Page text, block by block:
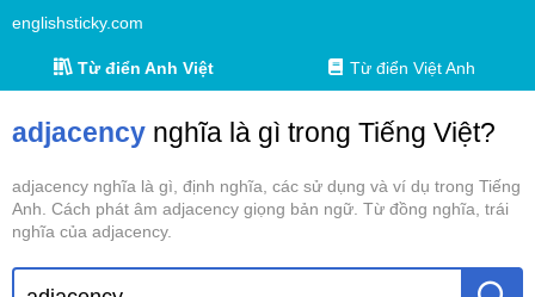
englishsticky.com
Từ điển Anh Việt Từ điển Việt Anh
adjacency nghĩa là gì trong Tiếng Việt?
adjacency nghĩa là gì, định nghĩa, các sử dụng và ví dụ trong Tiếng
Anh. Cách phát âm adjacency giọng bản ngữ. Từ đồng nghĩa, trái
nghĩa của adjacency.